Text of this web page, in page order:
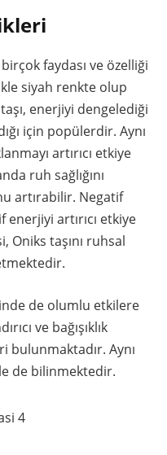
faydası ve özelliği
siyah renkte olup
enerjiyi dengelediği
için popülerdir. Aynı
artırıcı etkiye
ruh sağlığını
artırabilir. Negatif
artırıcı etkiye
Oniks taşını ruhsal
de olumlu etkilere
ve bağışıklık
bulunmaktadır. Aynı
de bilinmektedir.